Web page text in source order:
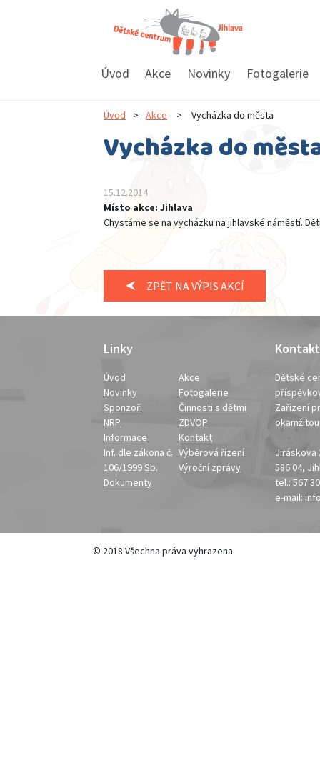
Úvod Akce Novinky Fotogalerie
Úvod > Akce > Vycházka do města
Vycházka do
15.12.2014
Místo akce: Jihlava
Chystáme se na vycházku na jihlavské náměstí.
ZPĚT NA VÝPIS AKCÍ
Linky
Úvod
Akce
Novinky
Fotogalerie
Sponzoři
Činnosti s dětmi
NRP
ZDVOP
Informace
Kontakt
Inf. dle zákona č.
106/1999 Sb.
Výběrová řízení
Výroční zprávy
Dokumenty
Kontakt
Dětské
Zařízení
Jiráskova
586 04,
tel.: 567
e-mail:
© 2018 Všechna práva vyhrazena